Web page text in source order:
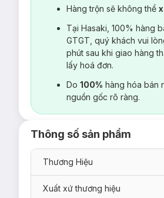
Hàng trộn sẽ không thể
Tại Hasaki, 100% hàng
GTGT, quý khách vui
phút sau khi giao hàng
lấy hoá đơn.
Do 100% hàng hóa bán
nguồn gốc rõ ràng.
Thông số sản phẩm
Thương Hiệu
Xuất xứ thương hiệu